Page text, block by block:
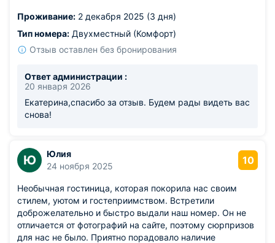
Проживание: 2 декабря 2025 (3 дня)
Тип номера: Двухместный (Комфорт)
Отзыв оставлен без бронирования
Ответ администрации :
20 января 2026
Екатерина,спасибо за отзыв. Будем рады видеть вас
снова!
Ю
Юлия
24 ноября 2025
10
Необычная гостиница, которая покорила нас своим
стилем, уютом и гостеприимством. Встретили
доброжелательно и быстро выдали наш номер. Он не
отличается от фотографий на сайте, поэтому сюрпризов
для нас не было. Приятно порадовало наличие